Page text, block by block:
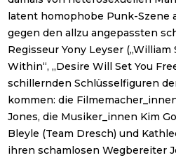
latent homophobe Punk-Szene
gegen den allzu angepassten
Regisseur Yony Leyser („William
Within“, „Desire Will Set You
schillernden Schlüsselfiguren
kommen: die
Jones, die Musiker_innen Kim
Bleyle (Team Dresch) und
ihren schamlosen Wegbereiter